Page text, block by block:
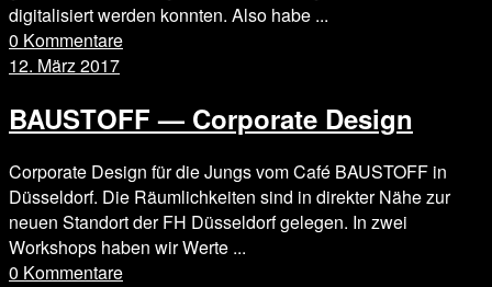
digitalisiert werden konnten. Also habe ...
0 Kommentare
12. März 2017
BAUSTOFF — Corporate Design
Corporate Design für die Jungs vom Café BAUSTOFF in
Düsseldorf. Die Räumlichkeiten sind in direkter Nähe zur
neuen Standort der FH Düsseldorf gelegen. In zwei
Workshops haben wir Werte ...
0 Kommentare